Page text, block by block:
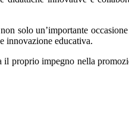
solo un’importante
innovazione educativa.
proprio impegno nella